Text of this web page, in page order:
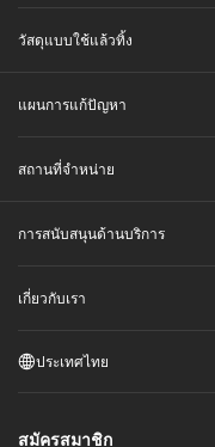
วัสดุแบบใช้แล้วทิ้ง
แผนการแก้ปัญหา
สถานที่จำหน่าย
การสนับสนุนด้านบริการ
เกี่ยวกับเรา
ประเทศไทย
สมัครสมาชิก